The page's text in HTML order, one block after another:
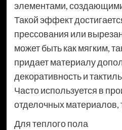
элементами, создающими
Такой эффект
прессования или
может быть как мягким,
придает материалу
декоративность и
Часто используется в
отделочных материалов,
Для теплого пола